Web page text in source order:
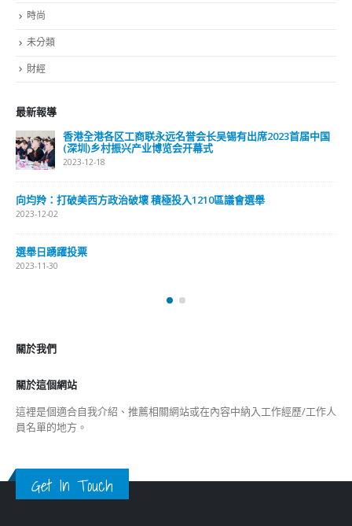
時尚
未分類
財經
最新報導
香港全港各区工商联永远名誉会长吴锡有出席2023首届中国
(深圳)乡村振兴产业博览会开幕式
2023-12-18
向均羚：打破美西方政治破壞 積極投入1210區議會選舉
2023-12-02
選舉日踴躍投票
2023-11-30
關於我們
關於這個網站
這裡是個適合自我介紹、推薦相關網站或在內容中納入工作經歷/工作人
員名單的地方。
Get In Touch